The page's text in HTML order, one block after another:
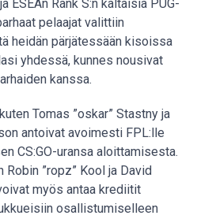
ESEAn Rank S:n kaltaisia PUG-
pelaajat valittiin
heidän pärjätessään kisoissa
yhdessä, kunnes nousivat
kanssa.
Tomas ”oskar” Stastny ja
antoivat avoimesti FPL:lle
CS:GO-uransa aloittamisesta.
Robin ”ropz” Kool ja David
myös antaa krediitit
osallistumiselleen